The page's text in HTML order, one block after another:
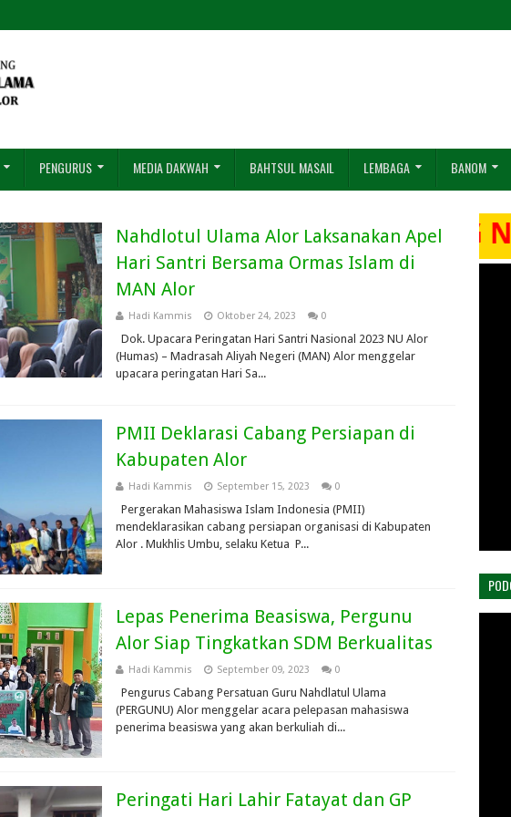
PENGURUS MEDIA DAKWAH BAHTSUL MASAIL LEMBAGA BANOM
Nahdlotul Ulama Alor Laksanakan Apel
Hari Santri Bersama Ormas Islam di
MAN Alor
Hadi Kammis Oktober 24, 2023 0
Dok. Upacara Peringatan Hari Santri Nasional 2023 NU Alor
(Humas) – Madrasah Aliyah Negeri (MAN) Alor menggelar
upacara peringatan Hari Sa...
PMII Deklarasi Cabang Persiapan di
Kabupaten Alor
Hadi Kammis September 15, 2023 0
Pergerakan Mahasiswa Islam Indonesia (PMII)
mendeklarasikan cabang persiapan organisasi di Kabupaten
Alor . Mukhlis Umbu, selaku Ketua P...
Lepas Penerima Beasiswa, Pergunu
Alor Siap Tingkatkan SDM Berkualitas
Hadi Kammis September 09, 2023 0
Pengurus Cabang Persatuan Guru Nahdlatul Ulama
(PERGUNU) Alor menggelar acara pelepasan mahasiswa
penerima beasiswa yang akan berkuliah di...
Peringati Hari Lahir Fatayat dan GP